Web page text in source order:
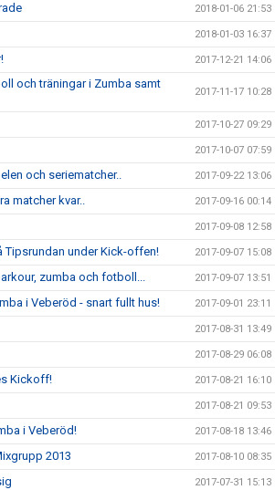
2018-01-06 21:53
2018-01-03 16:37
2017-12-21 14:06
och träningar i Zumba samt
2017-11-17 10:28
2017-10-27 09:29
2017-10-07 07:59
och seriematcher.. 2017-09-22 13:06
matcher kvar.. 2017-09-16 00:14
2017-09-08 12:58
Tipsrundan under Kick-offen! 2017-09-07 15:08
zumba och fotboll... 2017-09-07 13:51
i Veberöd - snart fullt hus! 2017-09-01 23:11
2017-08-31 13:49
2017-08-29 06:08
Kickoff! 2017-08-21 16:10
2017-08-21 09:53
i Veberöd! 2017-08-18 13:46
2013 2017-08-10 08:35
2017-07-31 15:13